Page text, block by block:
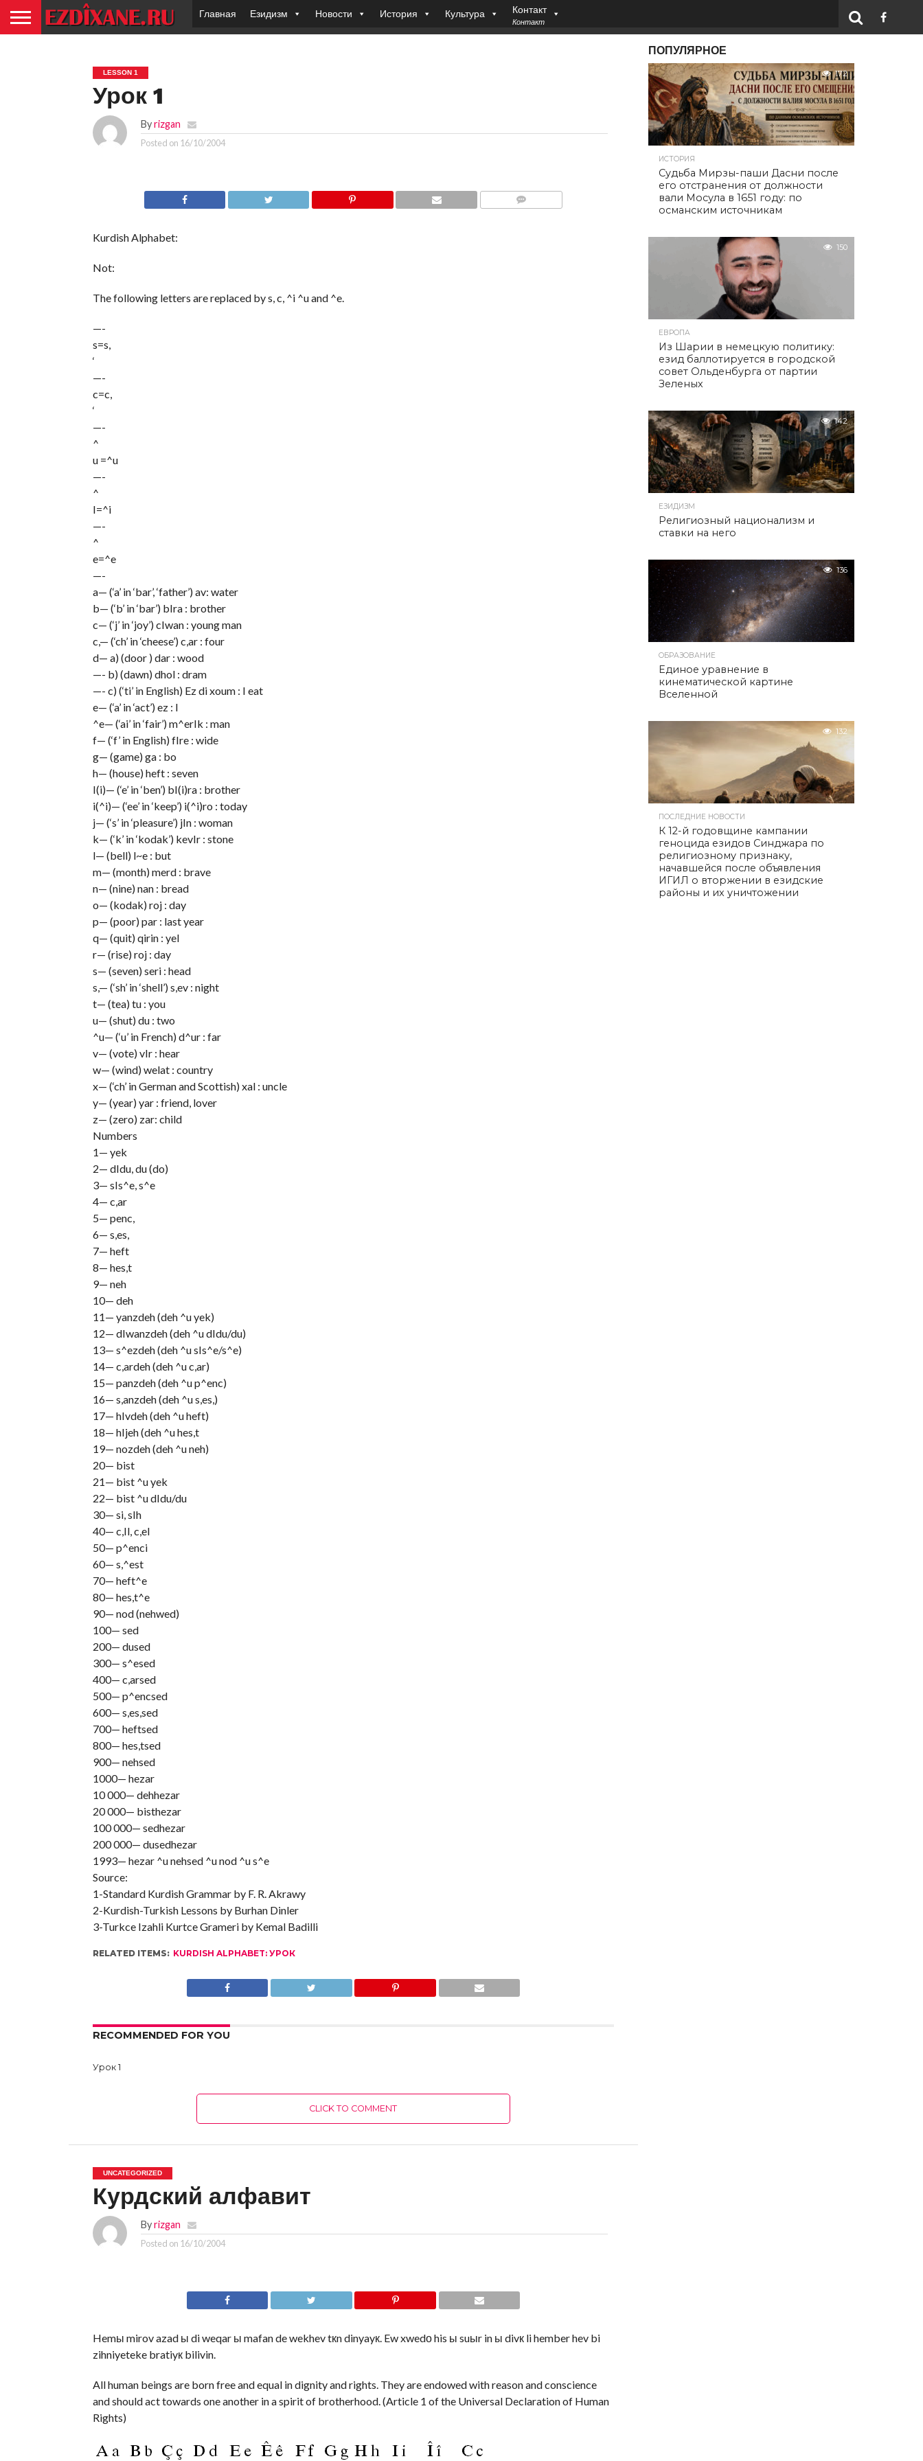
Главная Езидизм Новости История Культура Контакт
Контакт
LESSON 1
Урок 1
Byrizgan
Posted on 16/10/2004
Kurdish Alphabet:
Not:
The following letters are replaced by s, c, ^i ^u and ^e.
—-
s=s,
‘
—-
c=c,
‘
—-
^
u =^u
—-
^
I=^i
—-
^
e=^e
—-
a— (‘a’ in ‘bar’, ‘father’) av: water
b— (‘b’ in ‘bar’) bIra : brother
c— (‘j’ in ‘joy’) cIwan : young man
c,— (‘ch’ in ‘cheese’) c,ar : four
d— a) (door ) dar : wood
—- b) (dawn) dhol : dram
—- c) (‘ti’ in English) Ez di xoum : I eat
e— (‘a’ in ‘act’) ez : I
^e— (‘ai’ in ‘fair’) m^erIk : man
f— (‘f’ in English) fIre : wide
g— (game) ga : bo
h— (house) heft : seven
I(i)— (‘e’ in ‘ben’) bI(i)ra : brother
i(^i)— (‘ee’ in ‘keep’) i(^i)ro : today
j— (‘s’ in ‘pleasure’) jIn : woman
k— (‘k’ in ‘kodak’) kevIr : stone
l— (bell) l~e : but
m— (month) merd : brave
n— (nine) nan : bread
o— (kodak) roj : day
p— (poor) par : last year
q— (quit) qirin : yel
r— (rise) roj : day
s— (seven) seri : head
s,— (‘sh’ in ‘shell’) s,ev : night
t— (tea) tu : you
u— (shut) du : two
^u— (‘u’ in French) d^ur : far
v— (vote) vIr : hear
w— (wind) welat : country
x— (‘ch’ in German and Scottish) xal : uncle
y— (year) yar : friend, lover
z— (zero) zar: child
Numbers
1— yek
2— dIdu, du (do)
3— sIs^e, s^e
4— c,ar
5— penc,
6— s,es,
7— heft
8— hes,t
9— neh
10— deh
11— yanzdeh (deh ^u yek)
12— dIwanzdeh (deh ^u dIdu/du)
13— s^ezdeh (deh ^u sIs^e/s^e)
14— c,ardeh (deh ^u c,ar)
15— panzdeh (deh ^u p^enc)
16— s,anzdeh (deh ^u s,es,)
17— hIvdeh (deh ^u heft)
18— hIjeh (deh ^u hes,t
19— nozdeh (deh ^u neh)
20— bist
21— bist ^u yek
22— bist ^u dIdu/du
30— si, sIh
40— c,Il, c,el
50— p^enci
60— s,^est
70— heft^e
80— hes,t^e
90— nod (nehwed)
100— sed
200— dused
300— s^esed
400— c,arsed
500— p^encsed
600— s,es,sed
700— heftsed
800— hes,tsed
900— nehsed
1000— hezar
10 000— dehhezar
20 000— bisthezar
100 000— sedhezar
200 000— dusedhezar
1993— hezar ^u nehsed ^u nod ^u s^e
Source:
1-Standard Kurdish Grammar by F. R. Akrawy
2-Kurdish-Turkish Lessons by Burhan Dinler
3-Turkce Izahli Kurtce Grameri by Kemal Badilli
RELATED ITEMS: KURDISH ALPHABET: УРОК
RECOMMENDED FOR YOU
Урок 1
CLICK TO COMMENT
UNCATEGORIZED
Курдский алфавит
Byrizgan
Posted on 16/10/2004
Hemы mirov azad ы di weqar ы mafan de wekhev tкn dinyayк. Ew xwedо his ы suыr in ы divк li hember hev bi
zihniyeteke bratiyк bilivin.
All human beings are born free and equal in dignity and rights. They are endowed with reason and conscience
and should act towards one another in a spirit of brotherhood. (Article 1 of the Universal Declaration of Human
Rights)
ПОПУЛЯРНОЕ
172
ИСТОРИЯ
Судьба Мирзы-паши Дасни после
его отстранения от должности
вали Мосула в 1651 году: по
османским источникам
150
ЕВРОПА
Из Шарии в немецкую политику:
езид баллотируется в городской
совет Ольденбурга от партии
Зеленых
142
ЕЗИДИЗМ
Религиозный национализм и
ставки на него
136
ОБРАЗОВАНИЕ
Единое уравнение в
кинематической картине
Вселенной
132
ПОСЛЕДНИЕ НОВОСТИ
К 12-й годовщине кампании
геноцида езидов Синджара по
религиозному признаку,
начавшейся после объявления
ИГИЛ о вторжении в езидские
районы и их уничтожении